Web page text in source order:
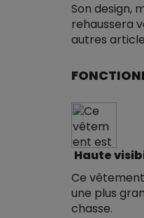
Son design,
rehaussera
autres
Haute
Ce
une plus
chasse.